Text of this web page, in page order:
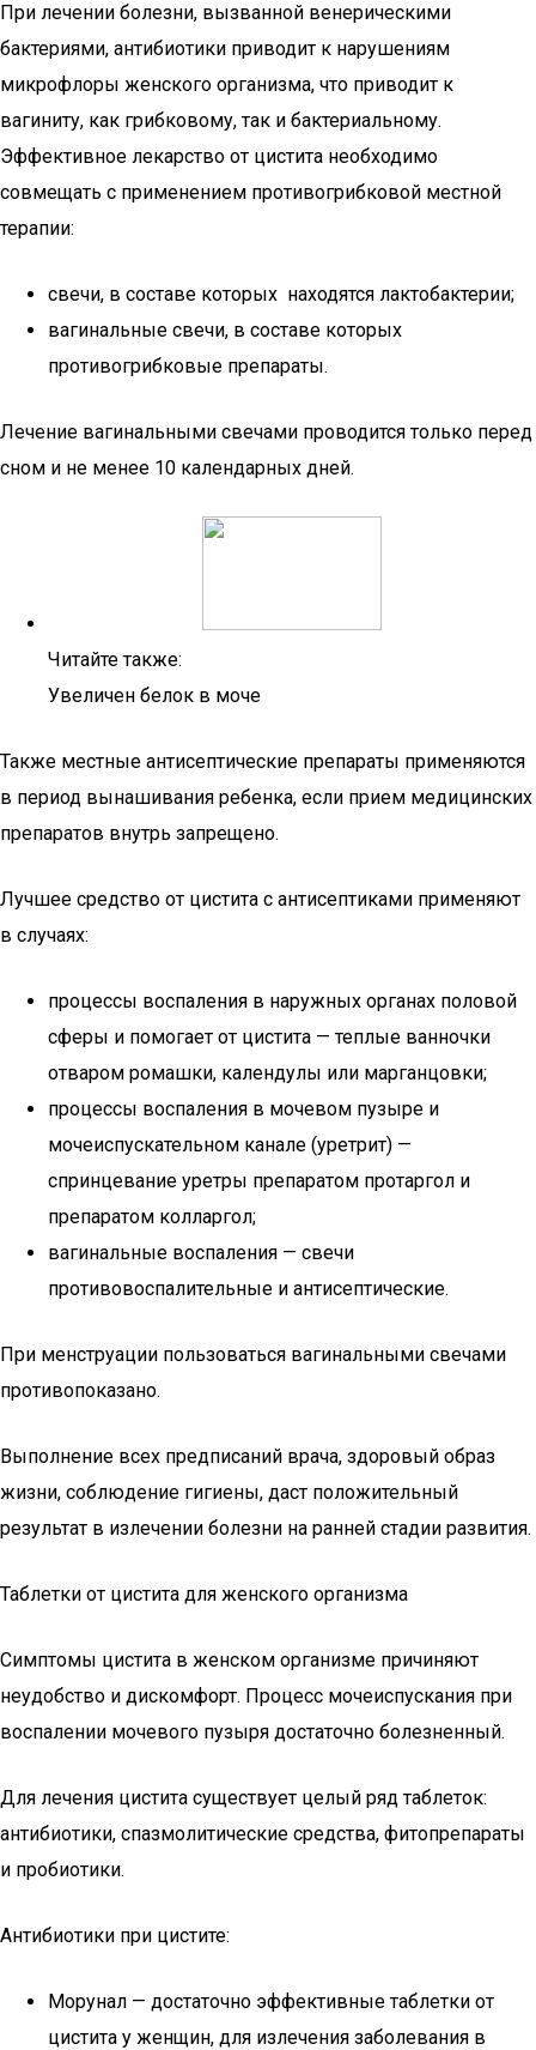
При лечении болезни, вызванной венерическими
бактериями, антибиотики приводит к нарушениям
микрофлоры женского организма, что приводит к
вагиниту, как грибковому, так и бактериальному.
Эффективное лекарство от цистита необходимо
совмещать с применением противогрибковой местной
терапии:
свечи, в составе которых находятся лактобактерии;
вагинальные свечи, в составе которых
противогрибковые препараты.
Лечение вагинальными свечами проводится только перед
сном и не менее 10 календарных дней.
Читайте также:
Увеличен белок в моче
Также местные антисептические препараты применяются
в период вынашивания ребенка, если прием медицинских
препаратов внутрь запрещено.
Лучшее средство от цистита с антисептиками применяют
в случаях:
процессы воспаления в наружных органах половой
сферы и помогает от цистита — теплые ванночки
отваром ромашки, календулы или марганцовки;
процессы воспаления в мочевом пузыре и
мочеиспускательном канале (уретрит) —
спринцевание уретры препаратом протаргол и
препаратом колларгол;
вагинальные воспаления — свечи
противовоспалительные и антисептические.
При менструации пользоваться вагинальными свечами
противопоказано.
Выполнение всех предписаний врача, здоровый образ
жизни, соблюдение гигиены, даст положительный
результат в излечении болезни на ранней стадии развития.
Таблетки от цистита для женского организма
Симптомы цистита в женском организме причиняют
неудобство и дискомфорт. Процесс мочеиспускания при
воспалении мочевого пузыря достаточно болезненный.
Для лечения цистита существует целый ряд таблеток:
антибиотики, спазмолитические средства, фитопрепараты
и пробиотики.
Антибиотики при цистите:
Морунал — достаточно эффективные таблетки от
цистита у женщин, для излечения заболевания в